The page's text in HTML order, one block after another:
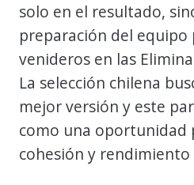
solo en el resultado,
preparación del equipo
venideros en las
La selección chilena
mejor versión y este
como una oportunidad
cohesión y rendimiento